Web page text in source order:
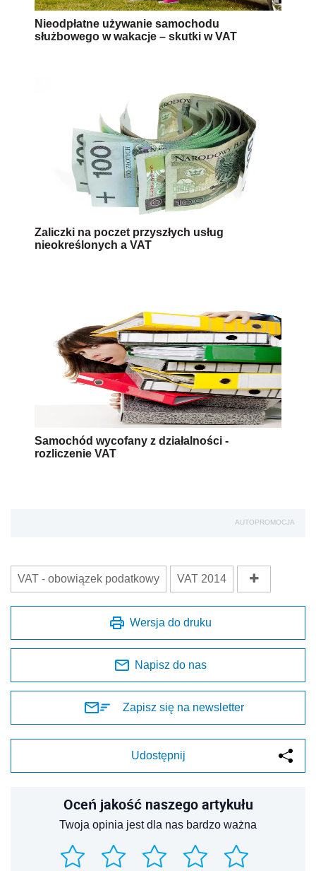
Nieodpłatne używanie samochodu
służbowego w wakacje – skutki w VAT
Zaliczki na poczet przyszłych usług
nieokreślonych a VAT
Samochód wycofany z działalności -
rozliczenie VAT
AUTOPROMOCJA
VAT - obowiązek podatkowy VAT 2014
Wersja do druku
Napisz do nas
Zapisz się na newsletter
Udostępnij
Oceń jakość naszego artykułu
Twoja opinia jest dla nas bardzo ważna